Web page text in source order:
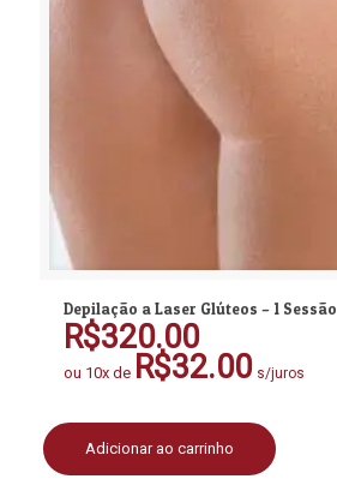
Depilação a Laser Glúteos – 1 Sessão
R$320.00
ou 10x de R$32.00 s/juros
Adicionar ao carrinho